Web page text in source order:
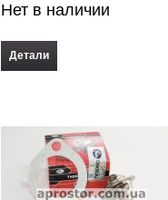
Нет в наличии
Детали